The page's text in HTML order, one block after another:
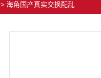
> 海角国产真实交换配乱